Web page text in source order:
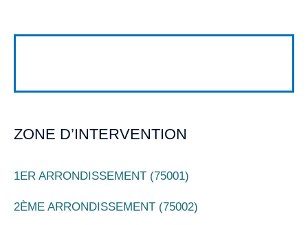
ZONE D’INTERVENTION
1ER ARRONDISSEMENT (75001)
2ÈME ARRONDISSEMENT (75002)